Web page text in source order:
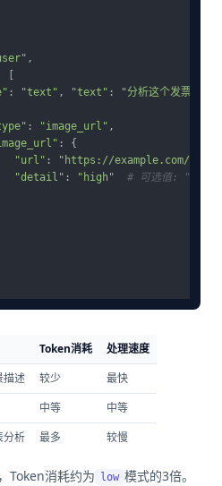
,
[
: "text" , "text" :
"分析这个发票上的
: "image_url" ,
: {
"url" :
"https://example.com/
"detail" : "high"
# 可选值:
Token消耗 处理速度
描述 较少 最快
中等 中等
分析 最多 较慢
Token消耗约为 low 模式的3倍。